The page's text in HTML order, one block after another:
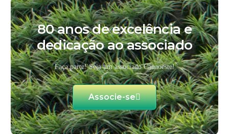
80 anos de excelência e
dedicação ao associado
Faça parte! Seja um associado Canaoeste!
Associe-se